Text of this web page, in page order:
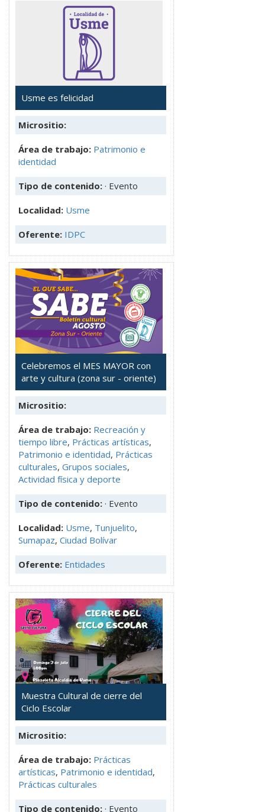
Usme es felicidad
Micrositio:
Área de trabajo: Patrimonio e
identidad
Tipo de contenido: · Evento
Localidad: Usme
Oferente: IDPC
Celebremos el MES MAYOR con
arte y cultura (zona sur - oriente)
Micrositio:
Área de trabajo: Recreación y
tiempo libre, Prácticas artísticas,
Patrimonio e identidad, Prácticas
culturales, Grupos sociales,
Actividad física y deporte
Tipo de contenido: · Evento
Localidad: Usme, Tunjuelito,
Sumapaz, Ciudad Bolívar
Oferente: Entidades
Muestra Cultural de cierre del
Ciclo Escolar
Micrositio:
Área de trabajo: Prácticas
artísticas, Patrimonio e identidad,
Prácticas culturales
Tipo de contenido: · Evento